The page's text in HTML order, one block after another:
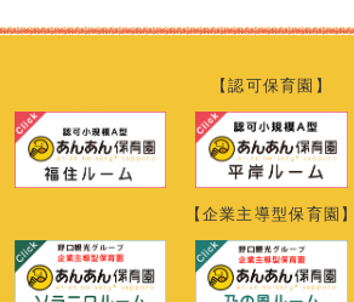
【認可保育園】
【企業主導型保育園】